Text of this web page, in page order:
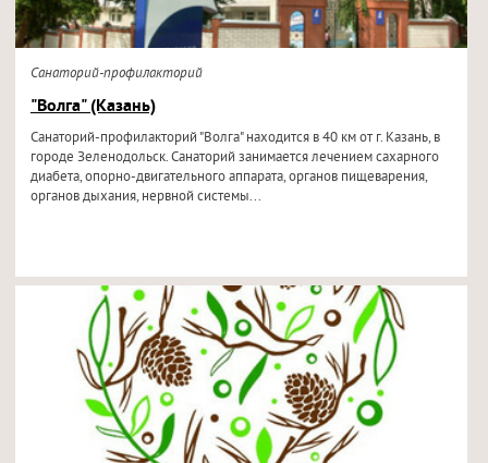
Санаторий-профилакторий
"Волга" (Казань)
Санаторий-профилакторий "Волга" находится в 40 км от г. Казань, в
городе Зеленодольск. Санаторий занимается лечением сахарного
диабета, опорно-двигательного аппарата, органов пищеварения,
органов дыхания, нервной системы...